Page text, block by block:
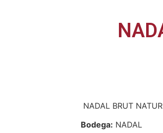
NADAL BRUT
Bodega: